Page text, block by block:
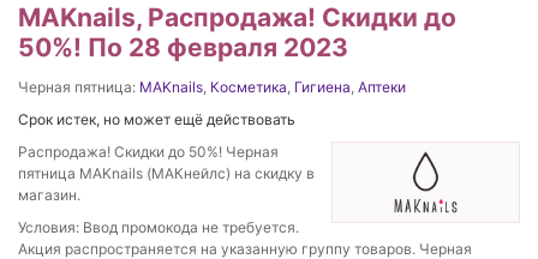
MAKnails, Распродажа! Скидки до
50%! По 28 февраля 2023
Черная пятница: MAKnails Косметика Гигиена Аптеки
Срок истек, но может ещё действовать
Распродажа! Скидки до 50%! Черная
пятница MAKnails (МАКнейлс) на скидку в
магазин.
Условия: Ввод промокода не требуется.
Акция распространяется на указанную группу товаров. Черная